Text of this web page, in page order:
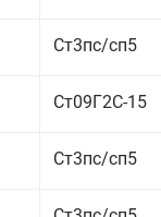
Ст3пс/сп5
Ст09Г2С-15
Ст3пс/сп5